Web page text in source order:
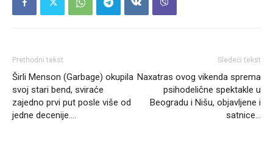
Prethodni tekst
Širli Menson (Garbage) okupila
svoj stari bend, sviraće
zajedno prvi put posle više od
jedne decenije….
Sledeći tekst
Naxatras ovog vikenda sprema
psihodelične spektakle u
Beogradu i Nišu, objavljene i
satnice…